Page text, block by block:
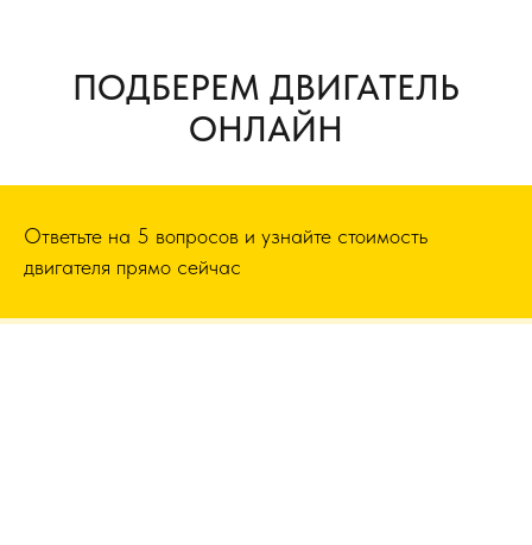
ПОДБЕРЕМ ДВИГАТЕЛЬ
ОНЛАЙН
Ответьте на 5 вопросов и узнайте стоимость
двигателя прямо сейчас